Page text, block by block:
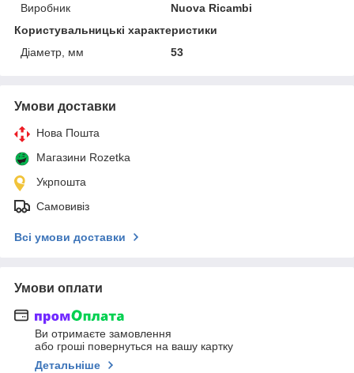
Виробник
Nuova Ricambi
Користувальницькі характеристики
Діаметр, мм
53
Умови доставки
Нова Пошта
Магазини Rozetka
Укрпошта
Самовивіз
Всі умови доставки
Умови оплати
Ви отримаєте замовлення
або гроші повернуться на вашу картку
Детальніше